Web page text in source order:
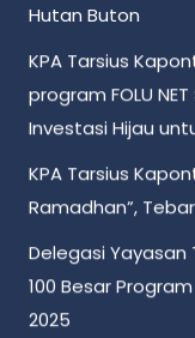
Hutan Buton
KPA Tarsius
program FOLU
Investasi Hijau
KPA Tarsius
Ramadhan”,
Delegasi Yayasan
100 Besar Program
2025